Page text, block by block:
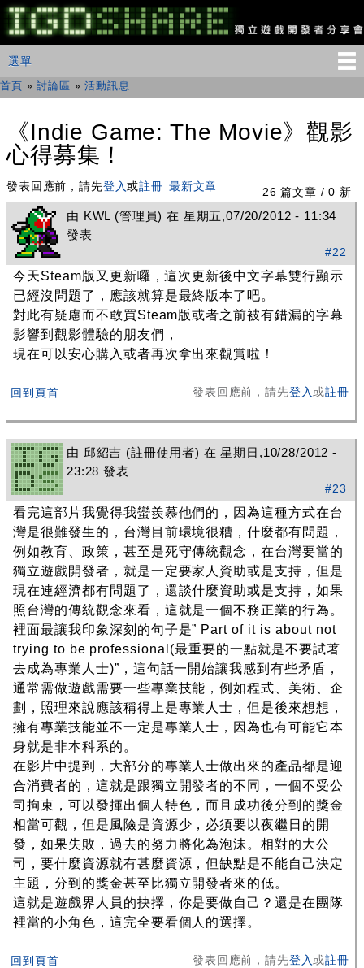
移
至
主
IGDSHARE
獨
遊
分
會
主選單
選單
您在這裡
首頁 »討論區 »活動訊息
《Indie Game: The Movie》觀影
心得募集！
26 篇文章 / 0 新
發表回應前，請先登入或註冊 最新文章
由 KWL (管理員) 在 星期五,07/20/2012 - 11:34
發表
#22
今天Steam版又更新囉，這次更新後中文字幕雙行顯示
已經沒問題了，應該就算是最終版本了吧。
對此有疑慮而不敢買Steam版或者之前被有錯漏的字幕
影響到觀影體驗的朋友們，
現在可以安心購入或者再次拿出來觀賞啦！
回到頁首 發表回應前，請先登入或註冊
由 邱紹吉 (註冊使用者) 在 星期日,10/28/2012 -
23:28 發表
#23
看完這部片我覺得我蠻羨慕他們的，因為這種方式在台
灣是很難發生的，台灣目前環境很糟，什麼都有問題，
例如教育、政策，甚至是死守傳統觀念，在台灣要當的
獨立遊戲開發者，就是一定要家人資助或是支持，但是
現在連經濟都有問題了，還談什麼資助或是支持，如果
照台灣的傳統觀念來看，這就是一個不務正業的行為。
裡面最讓我印象深刻的句子是” Part of it is about not
trying to be professional(最重要的一點就是不要試著
去成為專業人士)”，這句話一開始讓我感到有些矛盾，
通常需做遊戲需要一些專業技能，例如程式、美術、企
劃，照理來說應該稱得上是專業人士，但是後來想想，
擁有專業技能並不一定是專業人士，因為也有可能它本
身就是非本科系的。
在影片中提到，大部分的專業人士做出來的產品都是迎
合消費者的，這就是跟獨立開發者的不同，一個不受公
司拘束，可以發揮出個人特色，而且成功後分到的獎金
相當可觀，但是風險是資源少，必須要以夜繼日的開
發，如果失敗，過去的努力將化為泡沫。相對的大公
司，要什麼資源就有甚麼資源，但缺點是不能自己決定
主題，分到的獎金甚至比獨立開發者來的低。
這就是遊戲界人員的抉擇，你是要做自己？還是在團隊
裡當的小角色，這完全要看個人的選擇。
回到頁首 發表回應前，請先登入或註冊